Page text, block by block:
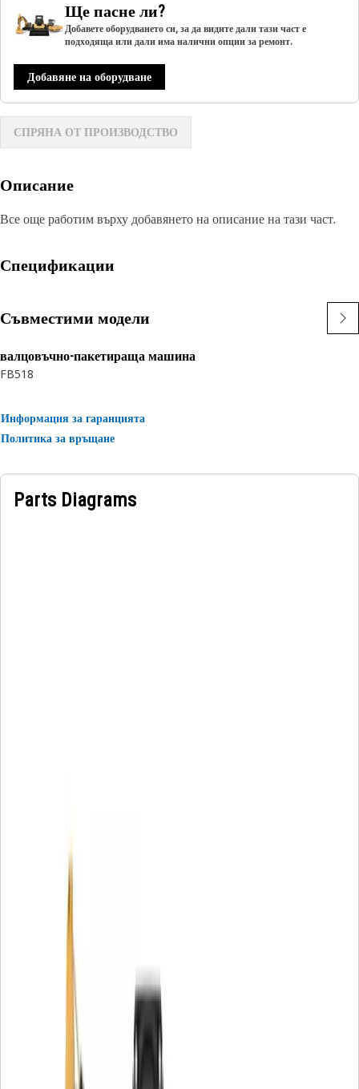
Ще пасне ли?
Добавете оборудването си, за да видите дали тази част е
подходяща или дали има налични опции за ремонт.
Добавяне на оборудване
СПРЯНА ОТ ПРОИЗВОДСТВО
Описание
Все още работим върху добавянето на описание на тази част.
Спецификации
Съвместими модели
валцовъчно-пакетираща машина
FB518
Информация за гаранцията
Политика за връщане
Parts Diagrams